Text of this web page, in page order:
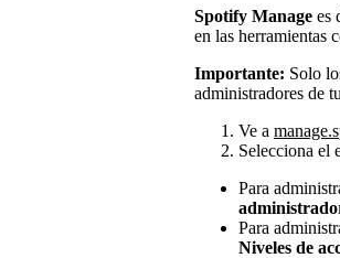
Spotify Manage es
en las herramientas
Importante: Solo
administradores de
Ve a
Selecciona el
Para
Para
Niveles de